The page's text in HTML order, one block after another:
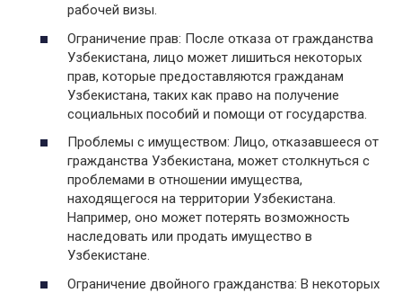
рабочей визы.
Ограничение прав: После отказа от гражданства
Узбекистана, лицо может лишиться некоторых
прав, которые предоставляются гражданам
Узбекистана, таких как право на получение
социальных пособий и помощи от государства.
Проблемы с имуществом: Лицо, отказавшееся от
гражданства Узбекистана, может столкнуться с
проблемами в отношении имущества,
находящегося на территории Узбекистана.
Например, оно может потерять возможность
наследовать или продать имущество в
Узбекистане.
Ограничение двойного гражданства: В некоторых